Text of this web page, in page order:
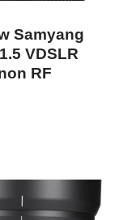
Samyang
VDSLR
RF